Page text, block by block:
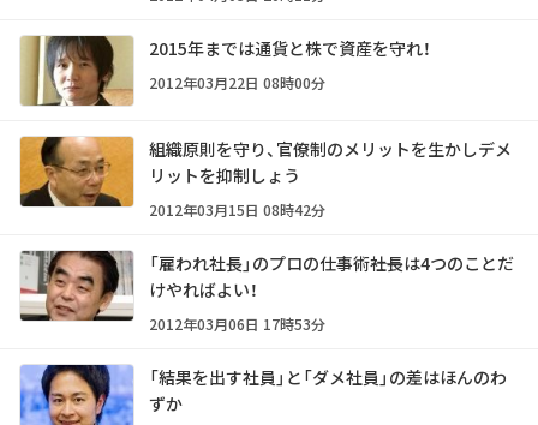
2015年までは通貨と株で資産を守れ！
2012年03月22日 08時00分
組織原則を守り、官僚制のメリットを生かしデメ
リットを抑制しょう
2012年03月15日 08時42分
「雇われ社長」のプロの仕事術――社長は4つのことだ
けやればよい！
2012年03月06日 17時53分
「結果を出す社員」と「ダメ社員」の差はほんのわ
ずか